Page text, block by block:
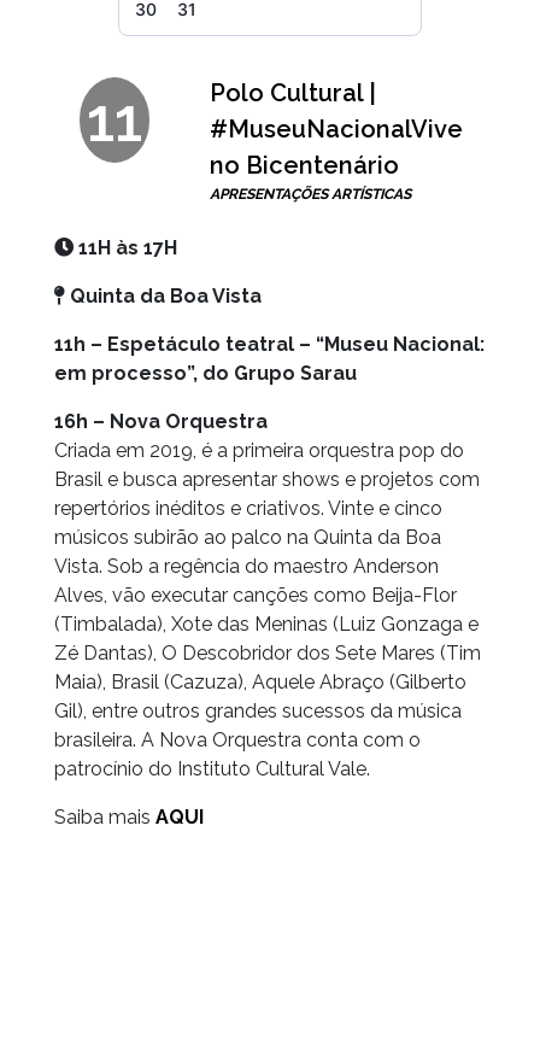
30
31
11
Polo Cultural |
#MuseuNacionalVive
no Bicentenário
APRESENTAÇÕES ARTÍSTICAS
11H às 17H
Quinta da Boa Vista
11h – Espetáculo teatral – “Museu Nacional:
em processo”, do Grupo Sarau
16h – Nova Orquestra
Criada em 2019, é a primeira orquestra pop do
Brasil e busca apresentar shows e projetos com
repertórios inéditos e criativos. Vinte e cinco
músicos subirão ao palco na Quinta da Boa
Vista. Sob a regência do maestro Anderson
Alves, vão executar canções como Beija-Flor
(Timbalada), Xote das Meninas (Luiz Gonzaga e
Zé Dantas), O Descobridor dos Sete Mares (Tim
Maia), Brasil (Cazuza), Aquele Abraço (Gilberto
Gil), entre outros grandes sucessos da música
brasileira. A Nova Orquestra conta com o
patrocínio do Instituto Cultural Vale.
Saiba mais AQUI